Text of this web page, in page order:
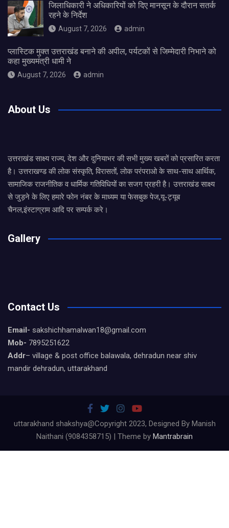
जिलाधिकारी ने अधिकारियों को दिए मानसून के दौरान सतर्क
रहने के निर्देश
August 7, 2026 admin
प्लास्टिक मुक्त उत्तराखंड बनाने की अपील, पर्यटकों से जिम्मेदारी निभाने को
कहा मुख्यमंत्री धामी ने
August 7, 2026 admin
About Us
उत्तराखंड साक्ष्य राज्य, देश और दुनियाभर की सभी मुख्य खबरों को प्रसारित करता
है। उत्तराखण्ड की लोक संस्कृति, विरासतों, लोक परंपराओ के साथ-साथ आर्थिक,
सामाजिक राजनीतिक व धार्मिक गतिविधियों का सजग प्रहरी है। उत्तराखंड साक्ष्य
से जुड़ने के लिए हमारे फोन नंबर के माध्यम या फेसबुक पेज,यू-ट्यूब
चैनल,इंस्टाग्राम आदि पर सम्पर्क करे।
Gallery
Contact Us
Email- sakshichhamalwan18@gmail.com
Mob- 7895251622
Addr– village & post office balawala, dehradun near shiv
mandir dehradun, uttarakhand
uttarakhand shakshya@Copyright 2023, Designed By Manish
Naithani (9084358715) | Theme by Mantrabrain